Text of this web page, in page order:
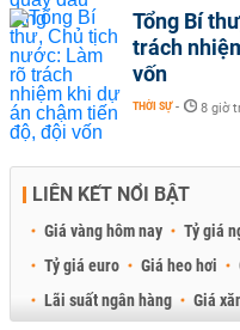
Tổng Bí
trách
vốn
THỜI SỰ - 8 giờ
LIÊN KẾT NỔI BẬT
Giá vàng hôm nay Tỷ giá
Tỷ giá euro
Giá heo hơi
Lãi suất ngân hàng
Giá